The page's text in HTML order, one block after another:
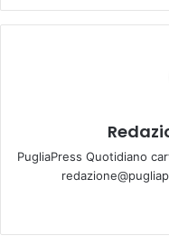
PugliaPress Quotidiano